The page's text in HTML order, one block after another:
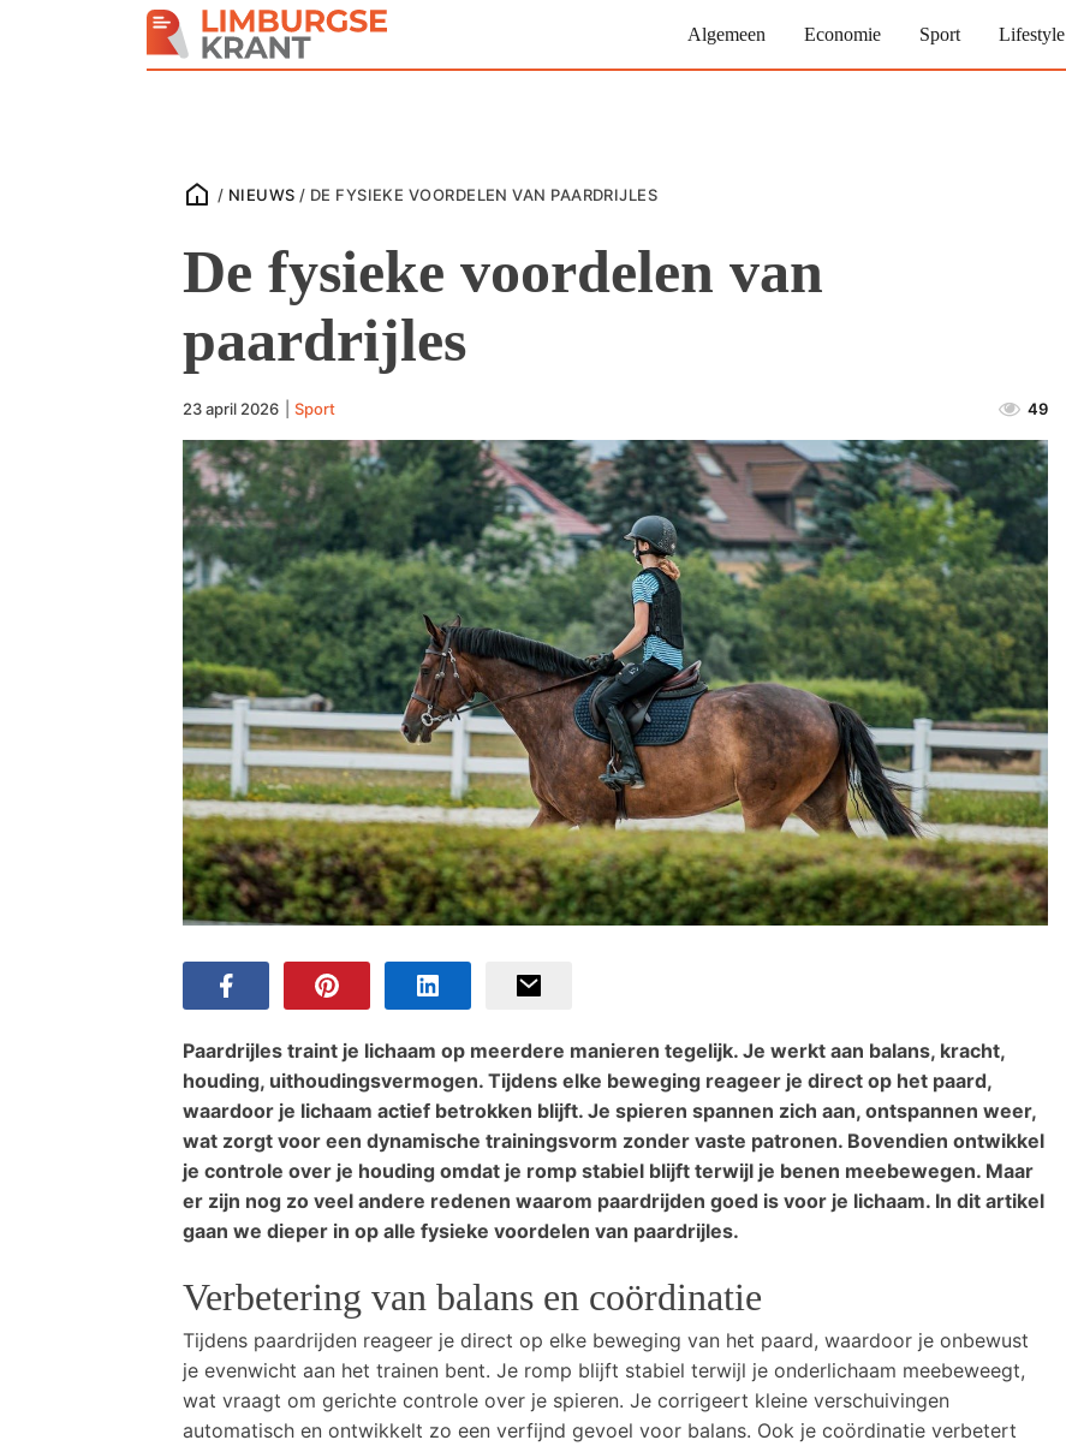
Algemeen Economie Sport Lifestyle
/ NIEUWS / DE FYSIEKE VOORDELEN VAN PAARDRIJLES
De fysieke voordelen van
paardrijles
23 april 2026 Sport 49
Paardrijles traint je lichaam op meerdere manieren tegelijk. Je werkt aan balans, kracht,
houding, uithoudingsvermogen. Tijdens elke beweging reageer je direct op het paard,
waardoor je lichaam actief betrokken blijft. Je spieren spannen zich aan, ontspannen weer,
wat zorgt voor een dynamische trainingsvorm zonder vaste patronen. Bovendien ontwikkel
je controle over je houding omdat je romp stabiel blijft terwijl je benen meebewegen. Maar
er zijn nog zo veel andere redenen waarom paardrijden goed is voor je lichaam. In dit artikel
gaan we dieper in op alle fysieke voordelen van paardrijles.
Verbetering van balans en coördinatie
Tijdens paardrijden reageer je direct op elke beweging van het paard, waardoor je onbewust
je evenwicht aan het trainen bent. Je romp blijft stabiel terwijl je onderlichaam meebeweegt,
wat vraagt om gerichte controle over je spieren. Je corrigeert kleine verschuivingen
automatisch en ontwikkelt zo een verfijnd gevoel voor balans. Ook je coördinatie verbetert